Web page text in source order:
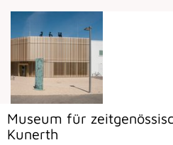
Museum für
Kunerth